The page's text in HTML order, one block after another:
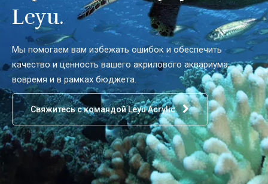
Leyu.
Мы помогаем вам избежать ошибок и обеспечить
качество и ценность вашего акрилового аквариума,
вовремя и в рамках бюджета.
Свяжитесь с командой Leyu Acrylic